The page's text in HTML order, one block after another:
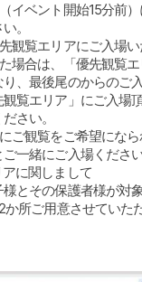
イベント開始15分前）
。
観覧エリアにご入場い
場合は、「優先観覧
、最後尾のからのご
覧エリア」にご入場
さい。
ご観覧をご希望にな
一緒にご入場ください
に関しまして
とその保護者様が対
所ご用意させていた